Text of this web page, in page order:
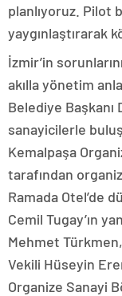
planlıyoruz. Pilot
yaygınlaştırarak
İzmir’in
akılla yönetim
Belediye Başkanı
sanayicilerle
Kemalpaşa
tarafından
Ramada Otel’de
Cemil Tugay’ın
Mehmet
Vekili Hüseyin
Organize Sanayi